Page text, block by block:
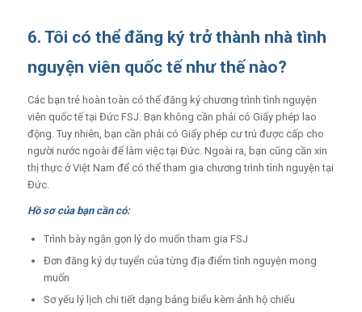
6. Tôi có thể đăng ký trở thành nhà tình
nguyện viên quốc tế như thế nào?
Các bạn trẻ hoàn toàn có thể đăng ký chương trình tình nguyện
viên quốc tế tại Đức FSJ. Bạn không cần phải có Giấy phép lao
động. Tuy nhiên, bạn cần phải có Giấy phép cư trú được cấp cho
người nước ngoài để làm việc tại Đức. Ngoài ra, bạn cũng cần xin
thị thực ở Việt Nam để có thể tham gia chương trình tình nguyện tại
Đức.
Hồ sơ của bạn cần có:
Trình bày ngắn gọn lý do muốn tham gia FSJ
Đơn đăng ký dự tuyển của từng địa điểm tình nguyện mong
muốn
Sơ yếu lý lịch chi tiết dạng bảng biểu kèm ảnh hộ chiếu